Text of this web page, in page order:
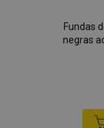
Fundas
negras